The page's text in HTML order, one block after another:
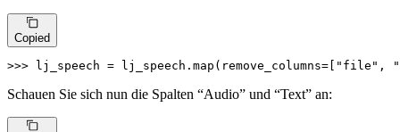
Copied
>>> lj_speech = lj_speech. map (remove_columns=[ "file" ,
Schauen Sie sich nun die Spalten “Audio” und “Text” an: